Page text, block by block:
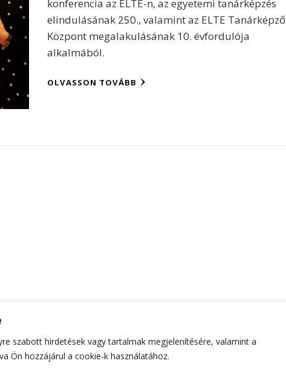
szabott hirdetések vagy tartalmak megjelenítésére, valamint a
Ön hozzájárul a cookie-k használatához.
konferencia az ELTE-n, az egyetemi tanárképzés
elindulásának 250., valamint az ELTE Tanárképző
Központ megalakulásának 10. évfordulója
alkalmából.
OLVASSON TOVÁBB
Hello Fashion | Fejlesztette